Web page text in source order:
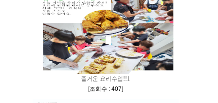
즐거운 요리수업!!1
[조회수 : 407]